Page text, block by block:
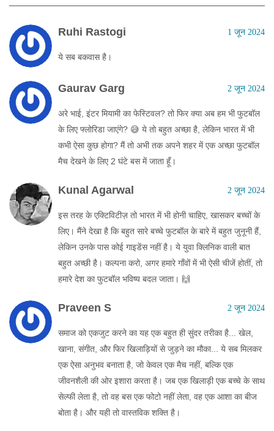
Ruhi Rastogi 1 जून 2024
ये सब बकवास है।
Gaurav Garg 2 जून 2024
अरे भाई, इंटर मियामी का फेस्टिवल? तो फिर क्या अब हम भी फुटबॉल
के लिए फ्लोरिडा जाएंगे? 😅 ये तो बहुत अच्छा है, लेकिन भारत में भी
कभी ऐसा कुछ होगा? मैं तो अभी तक अपने शहर में एक अच्छा फुटबॉल
मैच देखने के लिए 2 घंटे बस में जाता हूँ।
Kunal Agarwal 2 जून 2024
इस तरह के एक्टिविटीज़ तो भारत में भी होनी चाहिए, खासकर बच्चों के
लिए। मैंने देखा है कि बहुत सारे बच्चे फुटबॉल के बारे में बहुत जुनूनी हैं,
लेकिन उनके पास कोई गाइडेंस नहीं है। ये युवा क्लिनिक वाली बात
बहुत अच्छी है। कल्पना करो, अगर हमारे गाँवों में भी ऐसी चीजें होतीं, तो
हमारे देश का फुटबॉल भविष्य बदल जाता। 🙌
Praveen S 2 जून 2024
समाज को एकजुट करने का यह एक बहुत ही सुंदर तरीका है... खेल,
खाना, संगीत, और फिर खिलाड़ियों से जुड़ने का मौका... ये सब मिलकर
एक ऐसा अनुभव बनाता है, जो केवल एक मैच नहीं, बल्कि एक
जीवनशैली की ओर इशारा करता है। जब एक खिलाड़ी एक बच्चे के साथ
सेल्फी लेता है, तो वह बस एक फोटो नहीं लेता, वह एक आशा का बीज
बोता है। और यही तो वास्तविक शक्ति है।